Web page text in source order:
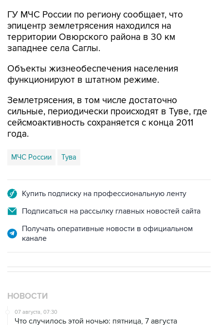
ГУ МЧС России по региону сообщает, что
эпицентр землетрясения находился на
территории Овюрского района в 30 км
западнее села Саглы.
Объекты жизнеобеспечения населения
функционируют в штатном режиме.
Землетрясения, в том числе достаточно
сильные, периодически происходят в Туве, где
сейсмоактивность сохраняется с конца 2011
года.
МЧС России Тува
Купить подписку на профессиональную ленту
Подписаться на рассылку главных новостей сайта
Получать оперативные новости в официальном
канале
НОВОСТИ
07 августа, 07:30
Что случилось этой ночью: пятница, 7 августа